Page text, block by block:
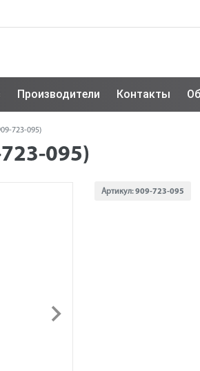
Производители Контакты
723-095)
095)
Артикул:909-723-095